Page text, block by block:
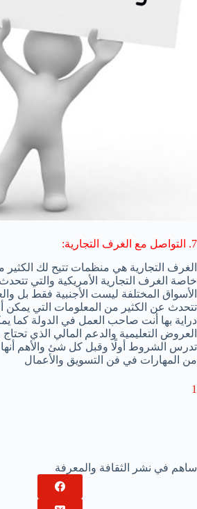
7. التواصل مع الغرف التجارية:
الغرف التجارية هي منظمات تتيح لك الكثير
خاصة الغرف التجارية الأمريكية والتي
الأسواق المختلفة ليست الأجنبية فقط بل
تتحدث عن الكثير من المعلومات التي يمكن
دراية بها أنت صاحب العمل في الدولة كما
العروض التعليمية والدعم المالي الذي
تدرس الشروط أولًا وقبل كل شئ والأهم أنها
من المهارات في فن التسويق والأعمال
1
ساهم في نشر الثقافة والمعرفة